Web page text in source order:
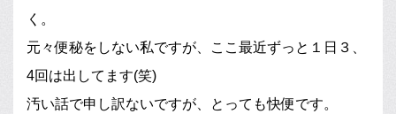
く。
元々便秘をしない私ですが、ここ最近ずっと１日３、
4回は出してます(笑)
汚い話で申し訳ないですが、とっても快便です。